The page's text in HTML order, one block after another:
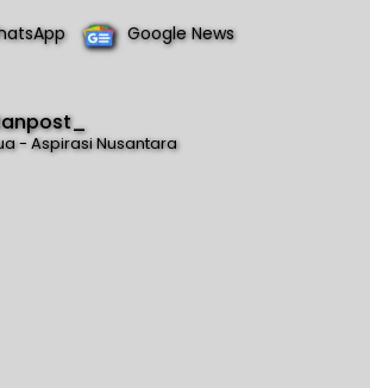
Google News
- Aspirasi Nusantara